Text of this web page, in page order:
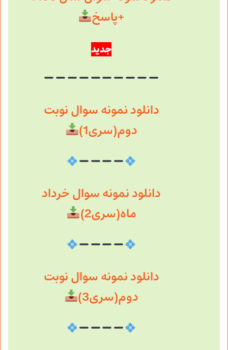
+پاسخ
جدید
دانلود نمونه سوال نوبت
دوم(سری1)
دانلود نمونه سوال خرداد
ماه(سری2)
دانلود نمونه سوال نوبت
دوم(سری3)